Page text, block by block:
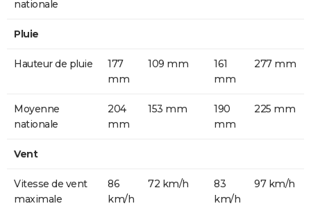
nationale
Pluie
Hauteur de pluie
177
mm
109 mm
161
mm
277 mm
Moyenne
nationale
204
mm
153 mm
190
mm
225 mm
Vent
Vitesse de vent
maximale
86
km/h
72 km/h
83
km/h
97 km/h